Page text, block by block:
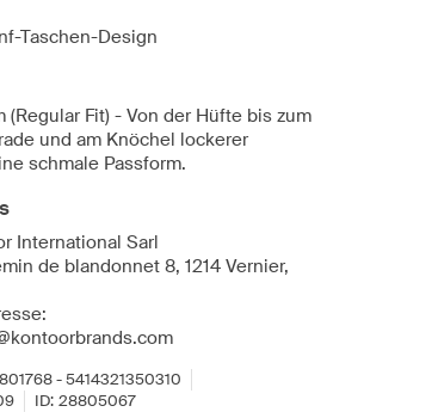
Taschen-Design
(Regular Fit) - Von der Hüfte bis zum
und am Knöchel lockerer
schmale Passform.
International Sarl
de blandonnet 8, 1214 Vernier,
- 5414321350310
ID: 28805067